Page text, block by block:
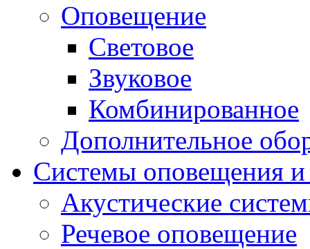
Оповещение
Световое
Звуковое
Комбинированное
Дополнительное
Системы оповещения и
Акустические
Речевое оповещение